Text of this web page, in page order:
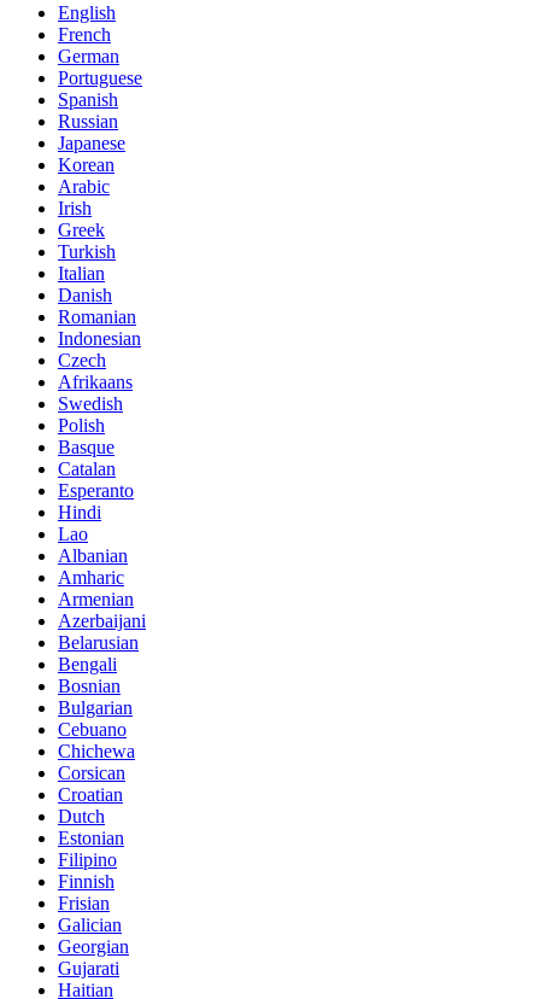
English
French
German
Portuguese
Spanish
Russian
Japanese
Korean
Arabic
Irish
Greek
Turkish
Italian
Danish
Romanian
Indonesian
Czech
Afrikaans
Swedish
Polish
Basque
Catalan
Esperanto
Hindi
Lao
Albanian
Amharic
Armenian
Azerbaijani
Belarusian
Bengali
Bosnian
Bulgarian
Cebuano
Chichewa
Corsican
Croatian
Dutch
Estonian
Filipino
Finnish
Frisian
Galician
Georgian
Gujarati
Haitian